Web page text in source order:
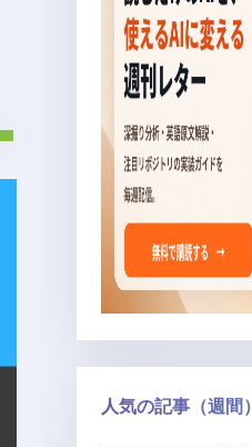
人気の記事（週間）